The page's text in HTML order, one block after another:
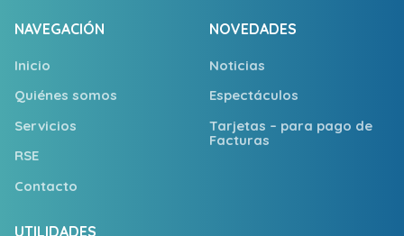
NAVEGACIÓN
Inicio
Quiénes somos
Servicios
RSE
Contacto
NOVEDADES
Noticias
Espectáculos
Tarjetas – para pago de
Facturas
UTILIDADES